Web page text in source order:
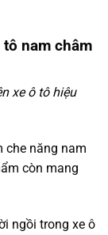
nam châm
xe ô tô hiệu
che năng nam
còn mang
ngồi trong xe ô